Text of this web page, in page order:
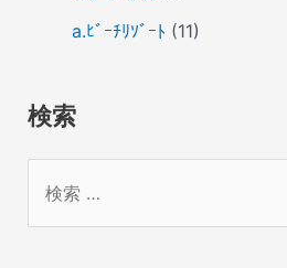
a.ﾋﾞｰﾁﾘｿﾞｰﾄ (11)
検索